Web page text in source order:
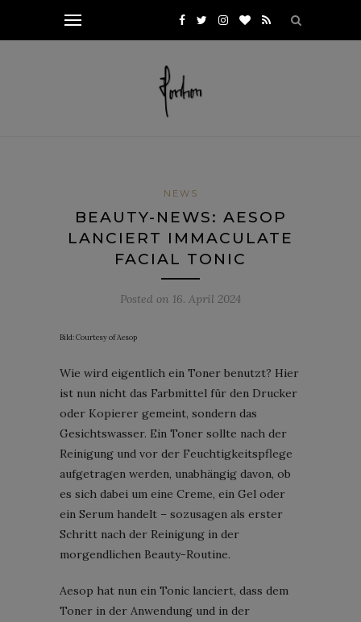
NEWS
BEAUTY-NEWS: AESOP
LANCIERT IMMACULATE
FACIAL TONIC
Posted on 16. April 2024
Bild: Courtesy of Aesop
Wie wird eigentlich ein Toner benutzt? Hier
ist nun nicht das Farbmittel für den Drucker
oder Kopierer gemeint, sondern das
Gesichtswasser. Ein Toner sollte nach der
Reinigung und vor der Feuchtigkeitspflege
aufgetragen werden, unabhängig davon, ob
es sich dabei um eine Creme, ein Gel oder
ein Serum handelt – sozusagen als erster
Schritt nach der Reinigung in der
morgendlichen Beauty-Routine.
Aesop hat nun ein Tonic lanciert, dass dem
Toner in der Anwendung und in der